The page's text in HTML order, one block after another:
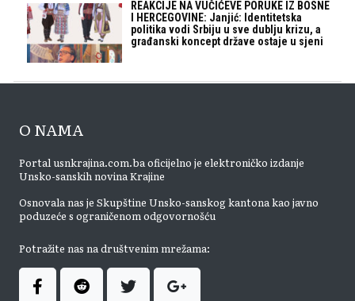
REAKCIJE NA VUČIĆEVE PORUKE IZ BOSNE
I HERCEGOVINE: Janjić: Identitetska
politika vodi Srbiju u sve dublju krizu, a
građanski koncept države ostaje u sjeni
O NAMA
Portal usnkrajina.com.ba oficijelno je elektroničko izdanje
Unsko-sanskih novina Krajine
Osnovala nas je Skupštine Unsko-sanskog kantona kao javno
poduzeće s ograničenom odgovornošću
Potražite nas na društvenim mrežama: